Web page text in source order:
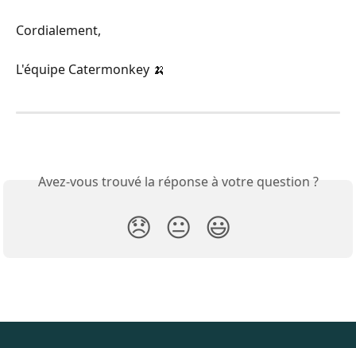
Cordialement,
L'équipe Catermonkey 🍌
Avez-vous trouvé la réponse à votre question ?
😞 😐 😃